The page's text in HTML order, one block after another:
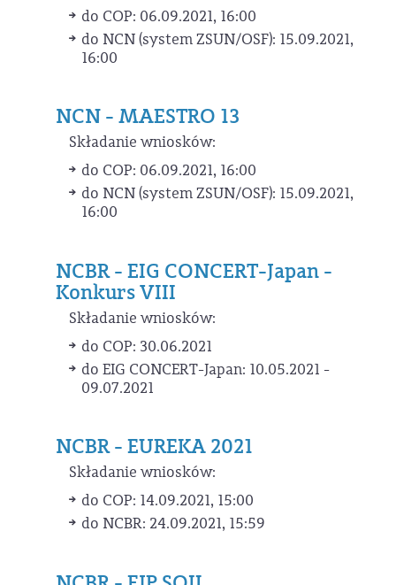
do COP: 06.09.2021, 16:00
do NCN (system ZSUN/OSF): 15.09.2021,
16:00
NCN - MAESTRO 13
Składanie wniosków:
do COP: 06.09.2021, 16:00
do NCN (system ZSUN/OSF): 15.09.2021,
16:00
NCBR - EIG CONCERT-Japan -
Konkurs VIII
Składanie wniosków:
do COP: 30.06.2021
do EIG CONCERT-Japan: 10.05.2021 -
09.07.2021
NCBR - EUREKA 2021
Składanie wniosków:
do COP: 14.09.2021, 15:00
do NCBR: 24.09.2021, 15:59